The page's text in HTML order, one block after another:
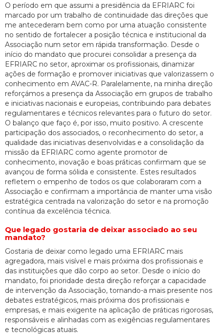
O período em que assumi a presidência da EFRIARC foi
marcado por um trabalho de continuidade das direções que
me antecederam bem como por uma atuação consistente
no sentido de fortalecer a posição técnica e institucional da
Associação num setor em rápida transformação. Desde o
início do mandato que procurei consolidar a presença da
EFRIARC no setor, aproximar os profissionais, dinamizar
ações de formação e promover iniciativas que valorizassem o
conhecimento em AVAC-R. Paralelamente, na minha direção
reforçámos a presença da Associação em grupos de trabalho
e iniciativas nacionais e europeias, contribuindo para debates
regulamentares e técnicos relevantes para o futuro do setor.
O balanço que faço é, por isso, muito positivo. A crescente
participação dos associados, o reconhecimento do setor, a
qualidade das iniciativas desenvolvidas e a consolidação da
missão da EFRIARC como agente promotor de
conhecimento, inovação e boas práticas confirmam que se
avançou de forma sólida e consistente. Estes resultados
refletem o empenho de todos os que colaboraram com a
Associação e confirmam a importância de manter uma visão
estratégica centrada na valorização do setor e na promoção
contínua da excelência técnica.
Que legado gostaria de deixar associado ao seu
mandato?
Gostaria de deixar como legado uma EFRIARC mais
agregadora, mais visível e mais próxima dos profissionais e
das instituições que dão corpo ao setor. Desde o início do
mandato, foi prioridade desta direção reforçar a capacidade
de intervenção da Associação, tornando-a mais presente nos
debates estratégicos, mais próxima dos profissionais e
empresas, e mais exigente na aplicação de práticas rigorosas,
responsáveis e alinhadas com as exigências regulamentares
e tecnológicas atuais.